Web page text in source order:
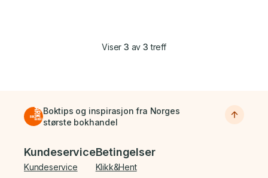
Viser3 av 3 treff
Boktips og inspirasjon fra Norges
største bokhandel
Bunnmeny
Kundeservice
Kundeservice
Betingelser
Klikk&Hent